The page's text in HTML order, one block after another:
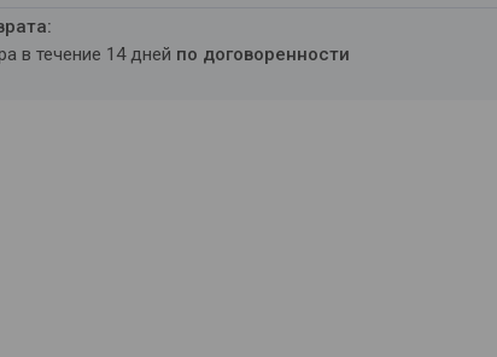
в течение 14 дней по договоренности